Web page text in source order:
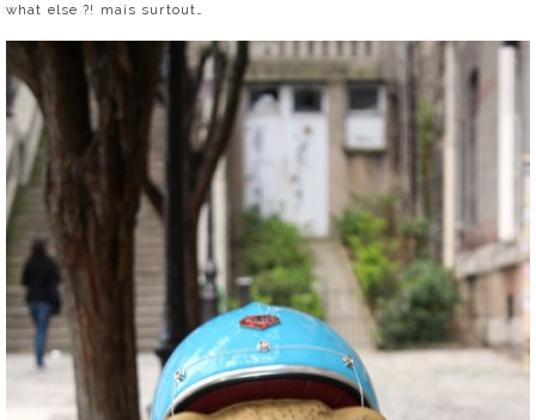
what else ?! mais surtout…